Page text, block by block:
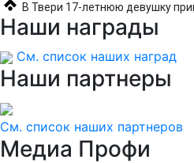
В Твери 17-летнюю девушку
распространение видео с БПЛА –
Твери и городов Тверской области
Afanasy.biz – Тверские новости.
Твери. Т
Наши награды
См. список наших наград
Наши партнеры
См. список наших партнеров
Медиа Профи